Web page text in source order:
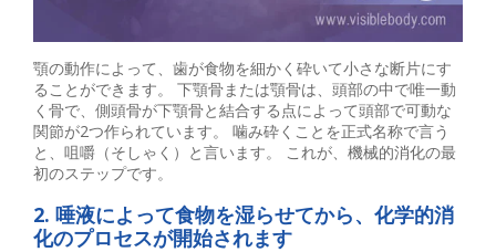
顎の動作によって、歯が食物を細かく砕いて小さな断片にす
ることができます。 下顎骨または顎骨は、頭部の中で唯一動
く骨で、側頭骨が下顎骨と結合する点によって頭部で可動な
関節が2つ作られています。 噛み砕くことを正式名称で言う
と、咀嚼（そしゃく）と言います。 これが、機械的消化の最
初のステップです。
2. 唾液によって食物を湿らせてから、化学的消
化のプロセスが開始されます